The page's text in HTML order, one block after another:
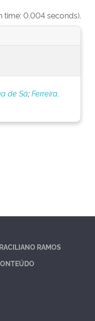
time: 0.004 seconds).
de Sá;Ferreira,
RAMOS